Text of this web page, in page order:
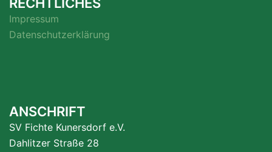
Impressum
Datenschutzerklärung
ANSCHRIFT
SV Fichte Kunersdorf e.V.
Dahlitzer Straße 28